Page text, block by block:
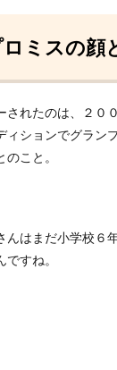
ミスの顔
されたのは、２０
ィションでグラン
こと。
んはまだ小学校６
すね。